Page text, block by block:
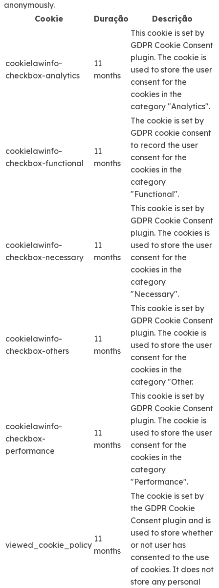
anonymously.
Cookie
Duração Descrição
cookielawinfo-
checkbox-analytics
11
months
This cookie is set by
GDPR Cookie Consent
plugin. The cookie is
used to store the user
consent for the
cookies in the
category "Analytics".
cookielawinfo-
checkbox-functional
11
months
The cookie is set by
GDPR cookie consent
to record the user
consent for the
cookies in the
category
"Functional".
cookielawinfo-
checkbox-necessary
11
months
This cookie is set by
GDPR Cookie Consent
plugin. The cookies is
used to store the user
consent for the
cookies in the
category
"Necessary".
cookielawinfo-
checkbox-others
11
months
This cookie is set by
GDPR Cookie Consent
plugin. The cookie is
used to store the user
consent for the
cookies in the
category "Other.
cookielawinfo-
checkbox-
performance
11
months
This cookie is set by
GDPR Cookie Consent
plugin. The cookie is
used to store the user
consent for the
cookies in the
category
"Performance".
viewed_cookie_policy
11
months
The cookie is set by
the GDPR Cookie
Consent plugin and is
used to store whether
or not user has
consented to the use
of cookies. It does not
store any personal